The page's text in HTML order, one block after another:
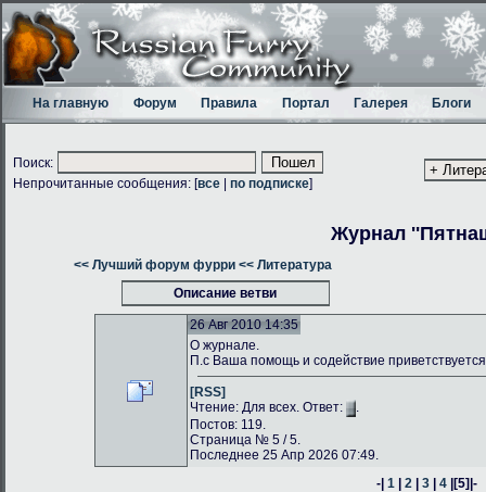
На главную Форум Правила Портал Галерея Блоги
Поиск:
Непрочитанные сообщения: [все по подписке]
Журнал
<< Лучший форум фурри << Литература
Описание ветви
26 Авг 2010 14:35
О журнале.
П.с Ваша помощь и содействие
[RSS]
Чтение: Для всех. Ответ:
.
Постов: 119.
Страница № 5 / 5.
Последнее 25 Апр 2026 07:49.
-|1 |2 |3 |4 |[5]|-